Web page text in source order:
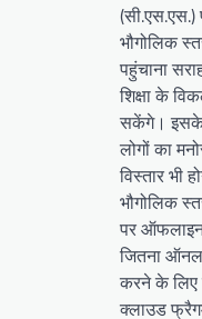
(सी.एस.एस.)
भौगोलिक
पहुंचाना
शिक्षा के
सकेंगे। इसके
लोगों का
विस्तार भी
भौगोलिक
पर ऑफलाइन
जितना
करने के लिए
क्लाउड